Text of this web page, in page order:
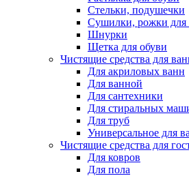
Стельки, подушечки
Сушилки, рожки для
Шнурки
Щетка для обуви
Чистящие средства для
Для акриловых ванн
Для ванной
Для сантехники
Для стиральных
Для труб
Универсальное для
Чистящие средства для
Для ковров
Для пола